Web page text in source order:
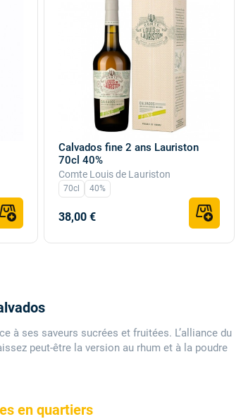
Calvados fine 2 ans Lauriston
70cl 40%
Comte Louis de Lauriston
70cl 40%
38,00 €
à ses saveurs sucrées et fruitées. L’alliance du
peut-être la version au rhum et à la poudre
en quartiers